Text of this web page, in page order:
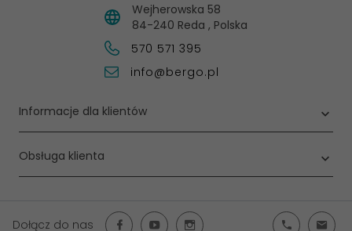
Wejherowska 58
84-240 Reda , Polska
570 571 395
info@bergo.pl
Informacje dla klientów
Obsługa klienta
Dołącz do nas